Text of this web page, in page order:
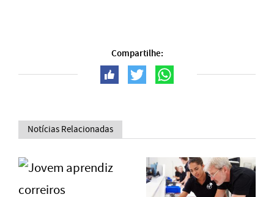
Compartilhe:
Notícias Relacionadas